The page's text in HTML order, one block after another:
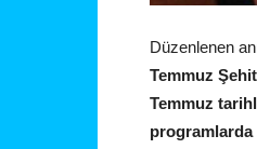
Düzenlenen
Temmuz
Temmuz
programlarda